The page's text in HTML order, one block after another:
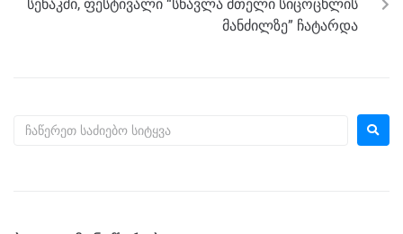
სენაკში, ფესტივალი “სწავლა მთელი სიცოცხლის
მანძილზე” ჩატარდა